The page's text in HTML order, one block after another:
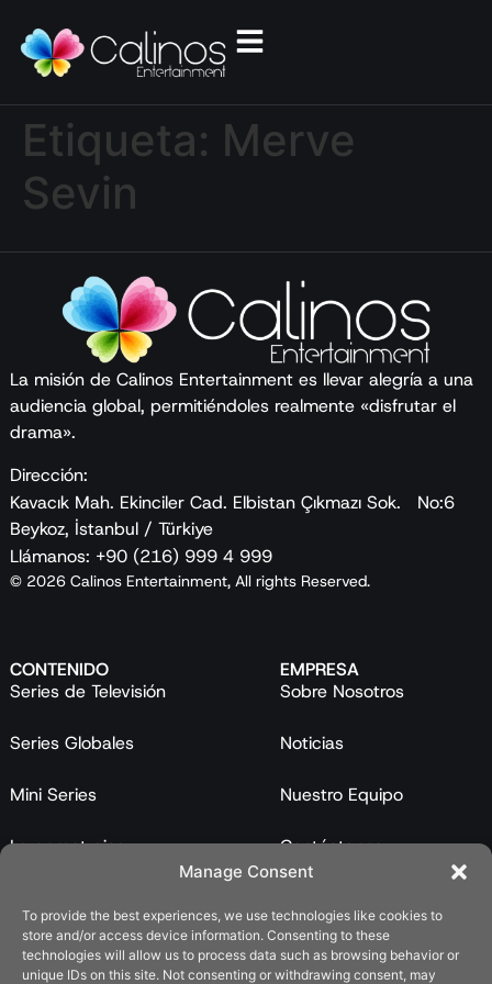
Manage Consent
To provide the best experiences, we use technologies like cookies to
store and/or access device information. Consenting to these
technologies will allow us to process data such as browsing behavior or
unique IDs on this site. Not consenting or withdrawing consent, may
Etiqueta: Merve
Sevin
La misión de Calinos Entertainment es llevar alegría a una
audiencia global, permitiéndoles realmente «disfrutar el
drama».
Dirección:
Kavacık Mah. Ekinciler Cad. Elbistan Çıkmazı Sok. No:6
Beykoz, İstanbul / Türkiye
Llámanos: +90 (216) 999 4 999
© 2026 Calinos Entertainment, All rights Reserved.
CONTENIDO
Series de Televisión
Series Globales
Mini Series
Largometrajes
Catálogo
EMPRESA
Sobre Nosotros
Noticias
Nuestro Equipo
Contáctanos